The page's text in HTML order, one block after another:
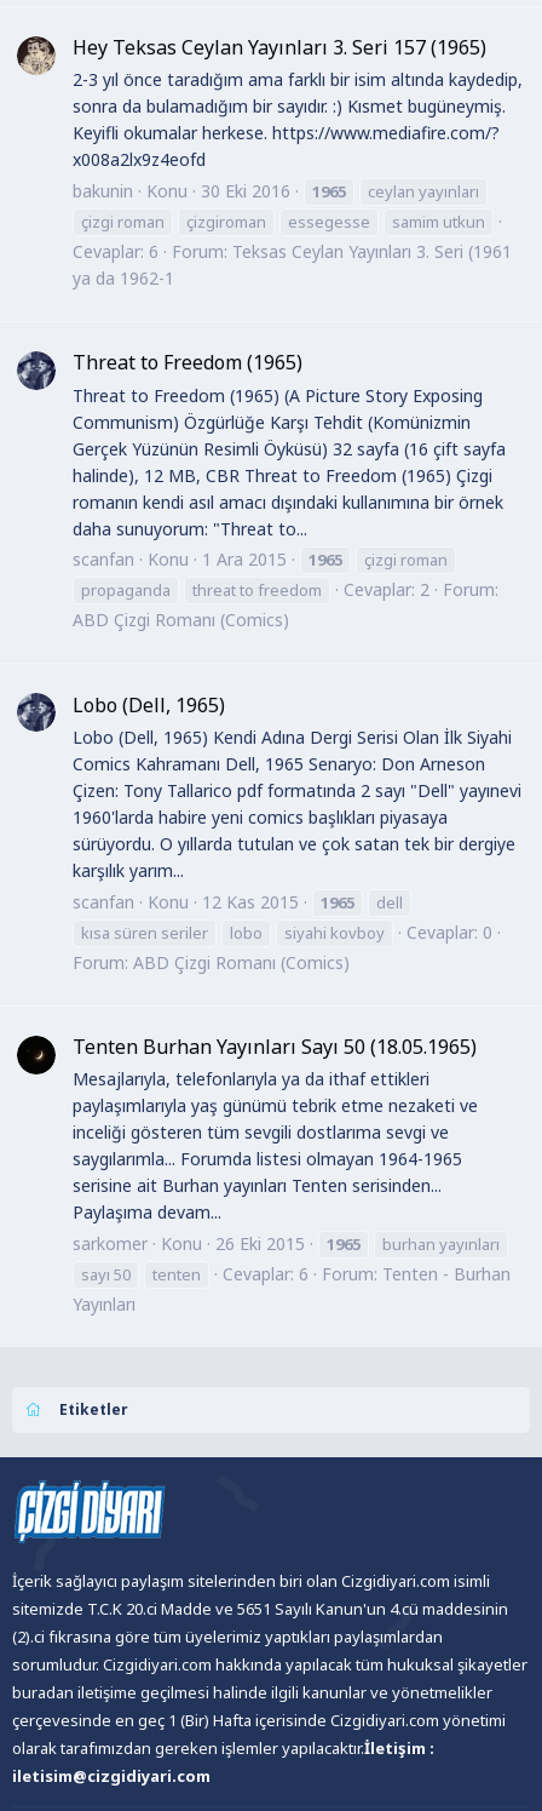
Hey Teksas Ceylan Yayınları 3. Seri 157 (1965)
2-3 yıl önce taradığım ama farklı bir isim altında kaydedip,
sonra da bulamadığım bir sayıdır. :) Kısmet bugüneymiş.
Keyifli okumalar herkese. https://www.mediafire.com/?
x008a2lx9z4eofd
bakunin
Konu 30 Eki 2016 1965
ceylan yayınları
çizgi roman
çizgiroman essegesse samim utkun
Cevaplar: 6 Forum: Teksas Ceylan Yayınları 3. Seri (1961
ya da 1962-1
Threat to Freedom (1965)
Threat to Freedom (1965) (A Picture Story Exposing
Communism) Özgürlüğe Karşı Tehdit (Komünizmin
Gerçek Yüzünün Resimli Öyküsü) 32 sayfa (16 çift sayfa
halinde), 12 MB, CBR Threat to Freedom (1965) Çizgi
romanın kendi asıl amacı dışındaki kullanımına bir örnek
daha sunuyorum: "Threat to...
scanfan
Konu 1 Ara 2015 1965
çizgi roman
propaganda
threat to freedom Cevaplar: 2
Forum:
ABD Çizgi Romanı (Comics)
Lobo (Dell, 1965)
Lobo (Dell, 1965) Kendi Adına Dergi Serisi Olan İlk Siyahi
Comics Kahramanı Dell, 1965 Senaryo: Don Arneson
Çizen: Tony Tallarico pdf formatında 2 sayı "Dell" yayınevi
1960'larda habire yeni comics başlıkları piyasaya
sürüyordu. O yıllarda tutulan ve çok satan tek bir dergiye
karşılık yarım...
scanfan
Konu 12 Kas 2015 1965
dell
kısa süren seriler
lobo siyahi kovboy
Cevaplar: 0
Forum: ABD Çizgi Romanı (Comics)
Tenten Burhan Yayınları Sayı 50 (18.05.1965)
Mesajlarıyla, telefonlarıyla ya da ithaf ettikleri
paylaşımlarıyla yaş günümü tebrik etme nezaketi ve
inceliği gösteren tüm sevgili dostlarıma sevgi ve
saygılarımla... Forumda listesi olmayan 1964-1965
serisine ait Burhan yayınları Tenten serisinden...
Paylaşıma devam...
sarkomer
Konu 26 Eki 2015 1965
burhan yayınları
sayı 50
tenten Cevaplar: 6 Forum: Tenten - Burhan
Yayınları
Etiketler
İçerik sağlayıcı paylaşım sitelerinden biri olan Cizgidiyari.com isimli
sitemizde T.C.K 20.ci Madde ve 5651 Sayılı Kanun'un 4.cü maddesinin
(2).ci fıkrasına göre tüm üyelerimiz yaptıkları paylaşımlardan
sorumludur. Cizgidiyari.com hakkında yapılacak tüm hukuksal şikayetler
buradan iletişime geçilmesi halinde ilgili kanunlar ve yönetmelikler
çerçevesinde en geç 1 (Bir) Hafta içerisinde Cizgidiyari.com yönetimi
olarak tarafımızdan gereken işlemler yapılacaktır.İletişim :
iletisim@cizgidiyari.com